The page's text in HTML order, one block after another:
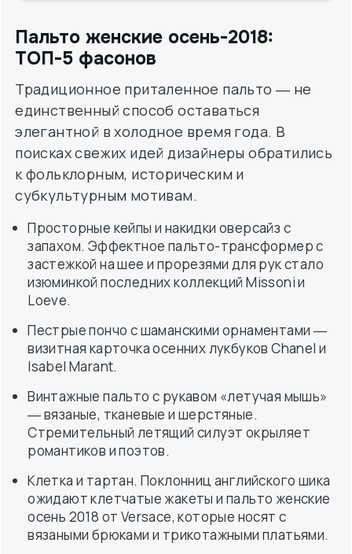
Пальто женские осень-2018:
ТОП-5 фасонов
Традиционное приталенное пальто ― не
единственный способ оставаться
элегантной в холодное время года. В
поисках свежих идей дизайнеры обратились
к фольклорным, историческим и
субкультурным мотивам.
Просторные кейпы и накидки оверсайз с
запахом. Эффектное пальто-трансформер с
застежкой на шее и прорезями для рук стало
изюминкой последних коллекций Missoni и
Loeve.
Пестрые пончо с шаманскими орнаментами ―
визитная карточка осенних лукбуков Chanel и
Isabel Marant.
Винтажные пальто с рукавом «летучая мышь»
― вязаные, тканевые и шерстяные.
Стремительный летящий силуэт окрыляет
романтиков и поэтов.
Клетка и тартан. Поклонниц английского шика
ожидают клетчатые жакеты и пальто женские
осень 2018 от Versace, которые носят с
вязаными брюками и трикотажными платьями.